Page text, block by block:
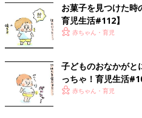
お菓子を見つけた時
育児生活#112】
赤ちゃん・育児
子どものおなかがと
っちゃ！育児生活
赤ちゃん・育児